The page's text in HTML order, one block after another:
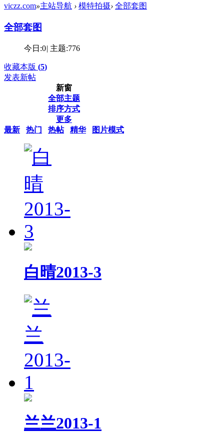
viczz.com»主站导航 › 模特拍摄› 全部套图
全部套图
今日:0| 主题:776
收藏本版 (5)
发表新帖
新窗
全部主题
排序方式
更多
最新
热门 热帖 精华 图片模式
白晴2013-3
兰兰2013-1